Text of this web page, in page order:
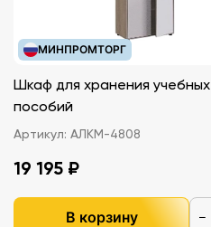
МИНПРОМТОРГ
Шкаф для хранения учебных
пособий
Артикул: АЛКМ-4808
19 195 ₽
В корзину −